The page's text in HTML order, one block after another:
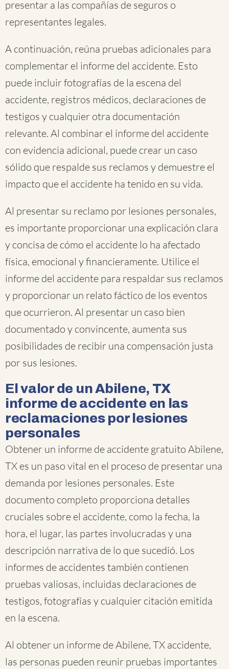
presentar a las compañías de seguros o
representantes legales.
A continuación, reúna pruebas adicionales para
complementar el informe del accidente. Esto
puede incluir fotografías de la escena del
accidente, registros médicos, declaraciones de
testigos y cualquier otra documentación
relevante. Al combinar el informe del accidente
con evidencia adicional, puede crear un caso
sólido que respalde sus reclamos y demuestre el
impacto que el accidente ha tenido en su vida.
Al presentar su reclamo por lesiones personales,
es importante proporcionar una explicación clara
y concisa de cómo el accidente lo ha afectado
física, emocional y financieramente. Utilice el
informe del accidente para respaldar sus reclamos
y proporcionar un relato fáctico de los eventos
que ocurrieron. Al presentar un caso bien
documentado y convincente, aumenta sus
posibilidades de recibir una compensación justa
por sus lesiones.
El valor de un Abilene, TX
informe de accidente en las
reclamaciones por lesiones
personales
Obtener un informe de accidente gratuito Abilene,
TX es un paso vital en el proceso de presentar una
demanda por lesiones personales. Este
documento completo proporciona detalles
cruciales sobre el accidente, como la fecha, la
hora, el lugar, las partes involucradas y una
descripción narrativa de lo que sucedió. Los
informes de accidentes también contienen
pruebas valiosas, incluidas declaraciones de
testigos, fotografías y cualquier citación emitida
en la escena.
Al obtener un informe de Abilene, TX accidente,
las personas pueden reunir pruebas importantes